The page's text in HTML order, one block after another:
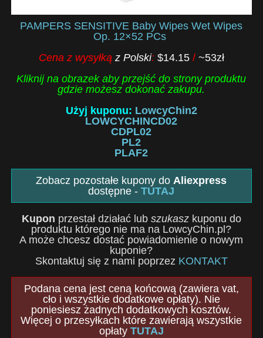
PAMPERS SENSITIVE Baby Wipes Wet Wipes
Op. 12×52 PCs
Cena z wysyłkąz Polski: $14.15 / ~53zł
Kliknij na obrazek aby przejść do strony produktu
gdzie możesz dokonać zakupu.
Użyj kuponu: LowcyChin2
LOWCYCHINCD02
CDPL02
PL2
PLAF2
Zobacz pozostałe kupony doAliexpress
dostępne -TUTAJ
Kupon przestał działać lub szukaszkuponu do
produktu którego nie ma na LowcyChin.pl?
A może chcesz dostać powiadomienie o nowym
kuponie?
Skontaktuj się z nami poprzez KONTAKT
Podana cena jest ceną końcową (zawiera vat,
cło i wszystkie dodatkowe opłaty). Nie
poniesiesz żadnych dodatkowych kosztów.
Więcej o przesyłkach które zawierają wszystkie
opłaty TUTAJ